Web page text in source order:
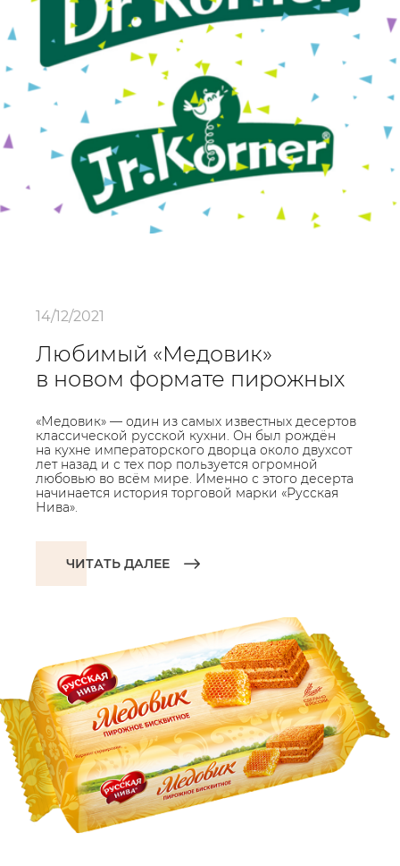
14/12/2021
Любимый «Медовик»
в новом формате пирожных
«Медовик» — один из самых известных десертов
классической русской кухни. Он был рождён
на кухне императорского дворца около двухсот
лет назад и с тех пор пользуется огромной
любовью во всём мире. Именно с этого десерта
начинается история торговой марки «Русская
Нива».
ЧИТАТЬ ДАЛЕЕ